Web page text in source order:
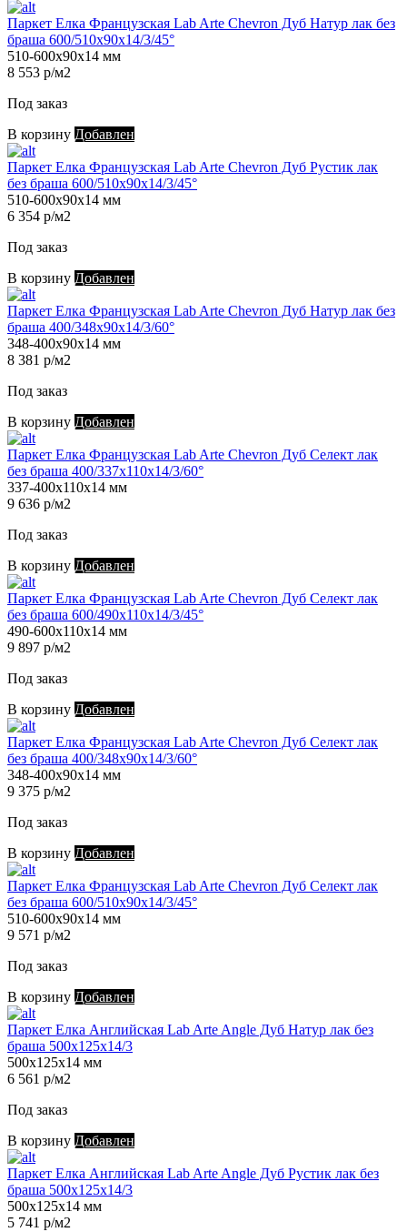
Паркет Елка Французская Lab Arte Chevron Дуб Натур лак без
браша 600/510х90х14/3/45°
510-600х90х14 мм
8 553 р/м2
Под заказ
В корзину Добавлен
Паркет Елка Французская Lab Arte Chevron Дуб Рустик лак
без браша 600/510х90х14/3/45°
510-600х90х14 мм
6 354 р/м2
Под заказ
В корзину Добавлен
Паркет Елка Французская Lab Arte Chevron Дуб Натур лак без
браша 400/348х90х14/3/60°
348-400х90х14 мм
8 381 р/м2
Под заказ
В корзину Добавлен
Паркет Елка Французская Lab Arte Chevron Дуб Селект лак
без браша 400/337х110х14/3/60°
337-400х110х14 мм
9 636 р/м2
Под заказ
В корзину Добавлен
Паркет Елка Французская Lab Arte Chevron Дуб Селект лак
без браша 600/490х110х14/3/45°
490-600х110х14 мм
9 897 р/м2
Под заказ
В корзину Добавлен
Паркет Елка Французская Lab Arte Chevron Дуб Селект лак
без браша 400/348х90х14/3/60°
348-400х90х14 мм
9 375 р/м2
Под заказ
В корзину Добавлен
Паркет Елка Французская Lab Arte Chevron Дуб Селект лак
без браша 600/510х90х14/3/45°
510-600х90х14 мм
9 571 р/м2
Под заказ
В корзину Добавлен
Паркет Елка Английская Lab Arte Angle Дуб Натур лак без
браша 500х125х14/3
500х125х14 мм
6 561 р/м2
Под заказ
В корзину Добавлен
Паркет Елка Английская Lab Arte Angle Дуб Рустик лак без
браша 500х125х14/3
500х125х14 мм
5 741 р/м2